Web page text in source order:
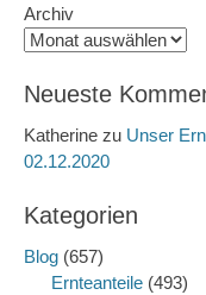
Archiv
Neueste
Katherine zu Unser
02.12.2020
Kategorien
Blog (657)
Ernteanteile(493)